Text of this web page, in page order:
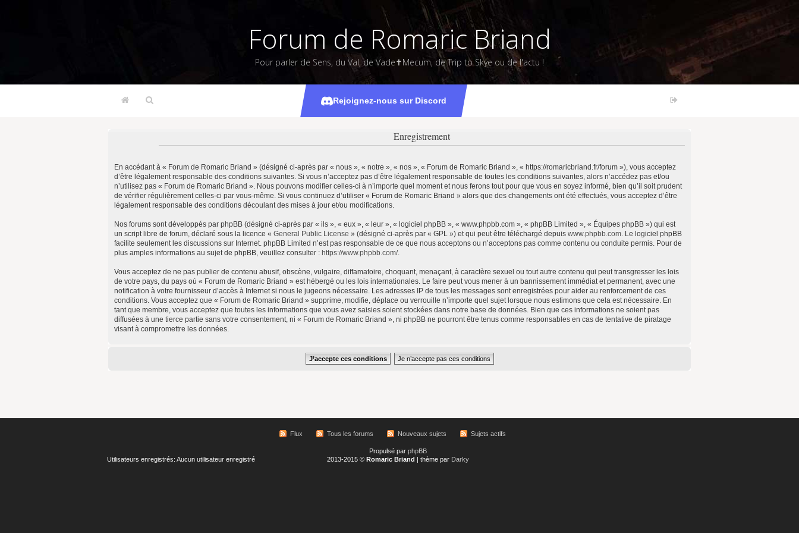
Forum de Romaric Briand
Pour parler de Sens, du Val, de Vade✝Mecum, de Trip to Skye ou de l'actu !
Rejoignez-nous sur Discord
Enregistrement
En accédant à « Forum de Romaric Briand » (désigné ci-après par « nous », « notre », « nos », « Forum de Romaric Briand », « https://romaricbriand.fr/forum »), vous acceptez
d’être légalement responsable des conditions suivantes. Si vous n’acceptez pas d’être légalement responsable de toutes les conditions suivantes, alors n’accédez pas et/ou
n’utilisez pas « Forum de Romaric Briand ». Nous pouvons modifier celles-ci à n’importe quel moment et nous ferons tout pour que vous en soyez informé, bien qu’il soit prudent
de vérifier régulièrement celles-ci par vous-même. Si vous continuez d’utiliser « Forum de Romaric Briand » alors que des changements ont été effectués, vous acceptez d’être
légalement responsable des conditions découlant des mises à jour et/ou modifications.
Nos forums sont développés par phpBB (désigné ci-après par « ils », « eux », « leur », « logiciel phpBB », « www.phpbb.com », « phpBB Limited », « Équipes phpBB ») qui est
un script libre de forum, déclaré sous la licence « General Public License » (désigné ci-après par « GPL ») et qui peut être téléchargé depuis www.phpbb.com. Le logiciel phpBB
facilite seulement les discussions sur Internet. phpBB Limited n’est pas responsable de ce que nous acceptons ou n’acceptons pas comme contenu ou conduite permis. Pour de
plus amples informations au sujet de phpBB, veuillez consulter : https://www.phpbb.com/.
Vous acceptez de ne pas publier de contenu abusif, obscène, vulgaire, diffamatoire, choquant, menaçant, à caractère sexuel ou tout autre contenu qui peut transgresser les lois
de votre pays, du pays où « Forum de Romaric Briand » est hébergé ou les lois internationales. Le faire peut vous mener à un bannissement immédiat et permanent, avec une
notification à votre fournisseur d’accès à Internet si nous le jugeons nécessaire. Les adresses IP de tous les messages sont enregistrées pour aider au renforcement de ces
conditions. Vous acceptez que « Forum de Romaric Briand » supprime, modifie, déplace ou verrouille n’importe quel sujet lorsque nous estimons que cela est nécessaire. En
tant que membre, vous acceptez que toutes les informations que vous avez saisies soient stockées dans notre base de données. Bien que ces informations ne soient pas
diffusées à une tierce partie sans votre consentement, ni « Forum de Romaric Briand », ni phpBB ne pourront être tenus comme responsables en cas de tentative de piratage
visant à compromettre les données.
Flux Tous les forums Nouveaux sujets Sujets actifs
Utilisateurs enregistrés: Aucun utilisateur enregistré
Propulsé par phpBB
2013-2015 © Romaric Briand | thème par Darky